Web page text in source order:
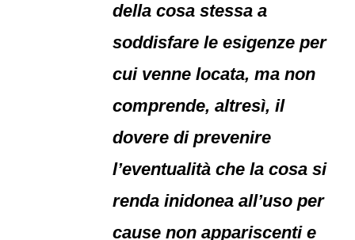
della cosa stessa a
soddisfare le esigenze per
cui venne locata, ma non
comprende, altresì, il
dovere di prevenire
l’eventualità che la cosa si
renda inidonea all’uso per
cause non appariscenti e